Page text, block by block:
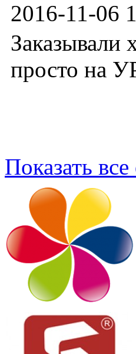
2016-11-06
Заказывали
просто на
Показать